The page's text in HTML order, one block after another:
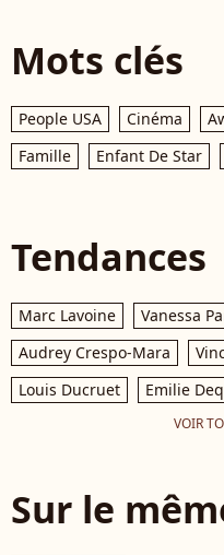
Mots clés
People USA Cinéma
Famille
Enfant De Star
Tendances
Marc Lavoine Vanessa
Audrey Crespo-Mara
Louis Ducruet
Emilie
VOIR
Sur le